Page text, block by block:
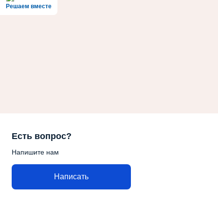
Решаем вместе
Есть вопрос?
Напишите нам
Написать